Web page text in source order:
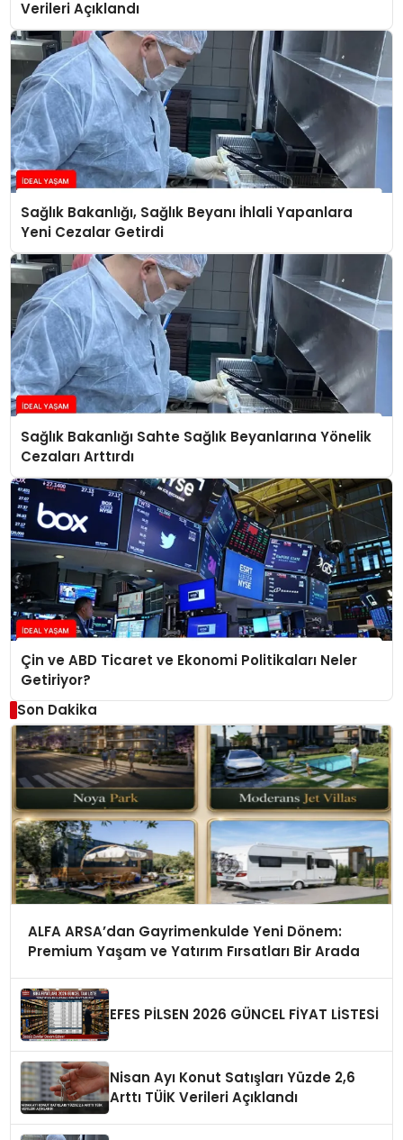
Verileri Açıklandı
Sağlık Bakanlığı, Sağlık Beyanı İhlali Yapanlara
Yeni Cezalar Getirdi
Sağlık Bakanlığı Sahte Sağlık Beyanlarına Yönelik
Cezaları Arttırdı
Çin ve ABD Ticaret ve Ekonomi Politikaları Neler
Getiriyor?
Son Dakika
ALFA ARSA’dan Gayrimenkulde Yeni Dönem:
Premium Yaşam ve Yatırım Fırsatları Bir Arada
EFES PİLSEN 2026 GÜNCEL FİYAT LİSTESİ
Nisan Ayı Konut Satışları Yüzde 2,6
Arttı TÜİK Verileri Açıklandı